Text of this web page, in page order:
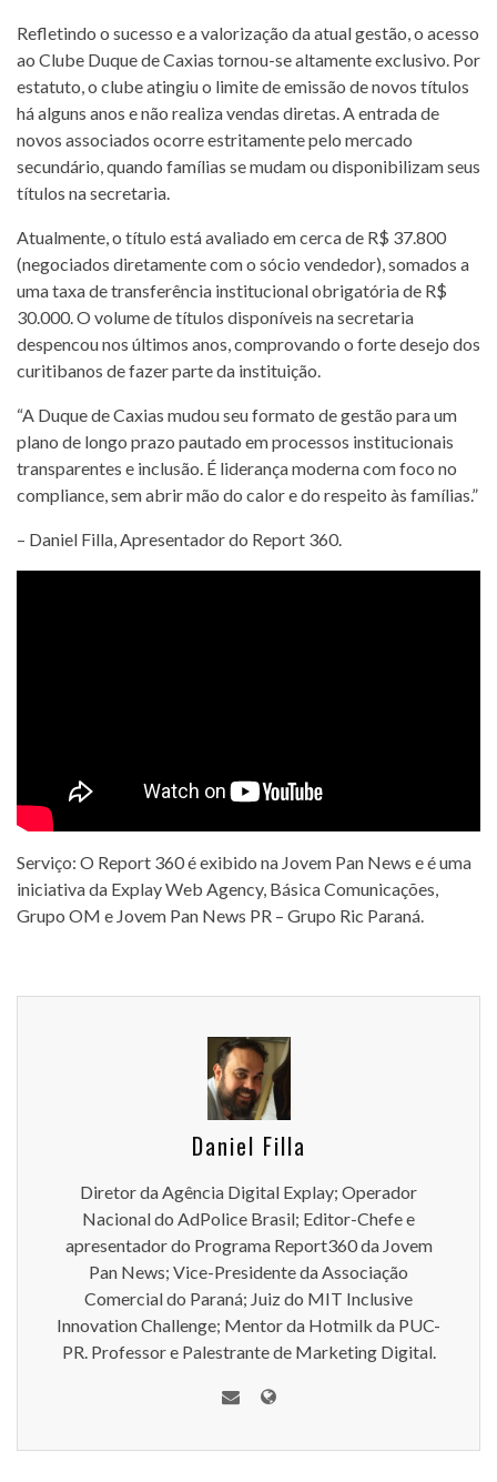
Refletindo o sucesso e a valorização da atual gestão, o acesso
ao Clube Duque de Caxias tornou-se altamente exclusivo. Por
estatuto, o clube atingiu o limite de emissão de novos títulos
há alguns anos e não realiza vendas diretas. A entrada de
novos associados ocorre estritamente pelo mercado
secundário, quando famílias se mudam ou disponibilizam seus
títulos na secretaria.
Atualmente, o título está avaliado em cerca de R$ 37.800
(negociados diretamente com o sócio vendedor), somados a
uma taxa de transferência institucional obrigatória de R$
30.000. O volume de títulos disponíveis na secretaria
despencou nos últimos anos, comprovando o forte desejo dos
curitibanos de fazer parte da instituição.
“A Duque de Caxias mudou seu formato de gestão para um
plano de longo prazo pautado em processos institucionais
transparentes e inclusão. É liderança moderna com foco no
compliance, sem abrir mão do calor e do respeito às famílias.”
– Daniel Filla, Apresentador do Report 360.
Serviço: O Report 360 é exibido na Jovem Pan News e é uma
iniciativa da Explay Web Agency, Básica Comunicações,
Grupo OM e Jovem Pan News PR – Grupo Ric Paraná.
Daniel Filla
Diretor da Agência Digital Explay; Operador
Nacional do AdPolice Brasil; Editor-Chefe e
apresentador do Programa Report360 da Jovem
Pan News; Vice-Presidente da Associação
Comercial do Paraná; Juiz do MIT Inclusive
Innovation Challenge; Mentor da Hotmilk da PUC-
PR. Professor e Palestrante de Marketing Digital.